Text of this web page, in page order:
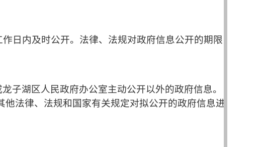
作日内及时公开。法律、法规对政府信息公开的期限
子湖区人民政府办公室主动公开以外的政府信息。
法律、法规和国家有关规定对拟公开的政府信息进